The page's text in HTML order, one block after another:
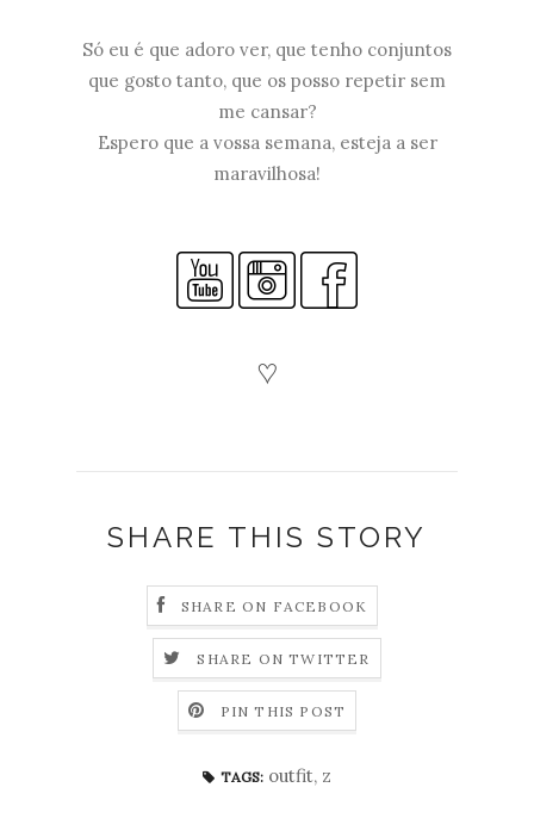
Só eu é que adoro ver, que tenho conjuntos
que gosto tanto, que os posso repetir sem
me cansar?
Espero que a vossa semana, esteja a ser
maravilhosa!
♡
SHARE THIS STORY
SHARE ON FACEBOOK
SHARE ON TWITTER
PIN THIS POST
TAGS: outfit, z